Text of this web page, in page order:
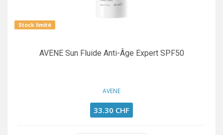
Stock limité
AVENE Sun Fluide Anti-Âge Expert SPF50
AVENE
33.30 CHF